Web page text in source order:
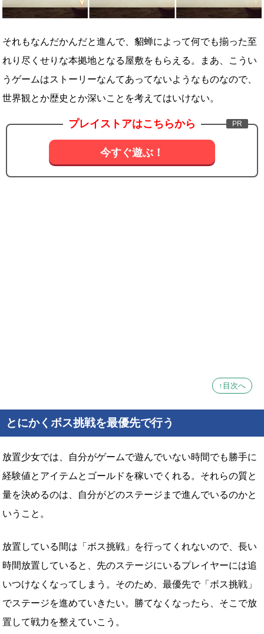
それもなんだかんだと進んで、貂蝉によって何でも揃った至
れり尽くせりな本拠地となる屋敷をもらえる。まあ、こうい
うゲームはストーリーなんてあってないようなものなので、
世界観とか歴史とか深いことを考えてはいけない。
プレイストアはこちらから
今すぐ遊ぶ！
↑目次へ
とにかくボス挑戦を最優先で行う
放置少女では、自分がゲームで遊んでいない時間でも勝手に
経験値とアイテムとゴールドを稼いでくれる。それらの質と
量を決めるのは、自分がどのステージまで進んでいるのかと
いうこと。
放置している間は「ボス挑戦」を行ってくれないので、長い
時間放置していると、先のステージにいるプレイヤーには追
いつけなくなってしまう。そのため、最優先で「ボス挑戦」
でステージを進めていきたい。勝てなくなったら、そこで放
置して戦力を整えていこう。